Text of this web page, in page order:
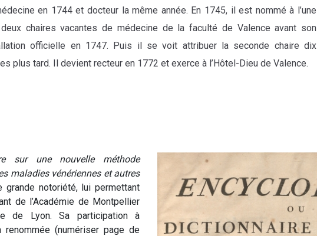
en 1744 et docteur la même année. En 1745, il est nommé à l’une
chaires vacantes de médecine de la faculté de Valence avant son
officielle en 1747. Puis il se voit attribuer la seconde chaire dix
plus tard. Il devient recteur en 1772 et exerce à l’Hôtel-Dieu de Valence.
sur une nouvelle méthode
maladies vénériennes et autres
grande notoriété, lui permettant
de l’Académie de Montpellier
de Lyon. Sa participation à
(numériser page de